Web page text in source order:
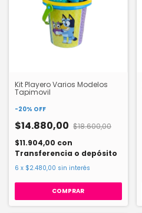
Kit Playero Varios Modelos
Tapimovil
-20% OFF
$14.880,00 $18.600,00
$11.904,00 con
Transferencia o depósito
6 x $2.480,00 sin interés
COMPRAR